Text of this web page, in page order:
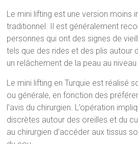
Le mini lifting est une version moins
traditionnel. Il est généralement
personnes qui ont des signes de
tels que des rides et des plis autour
un relâchement de la peau au
Le mini lifting en Turquie est réalisé
ou générale, en fonction des
l’avis du chirurgien. L’opération
discrètes autour des oreilles et du
au chirurgien d’accéder aux tissus